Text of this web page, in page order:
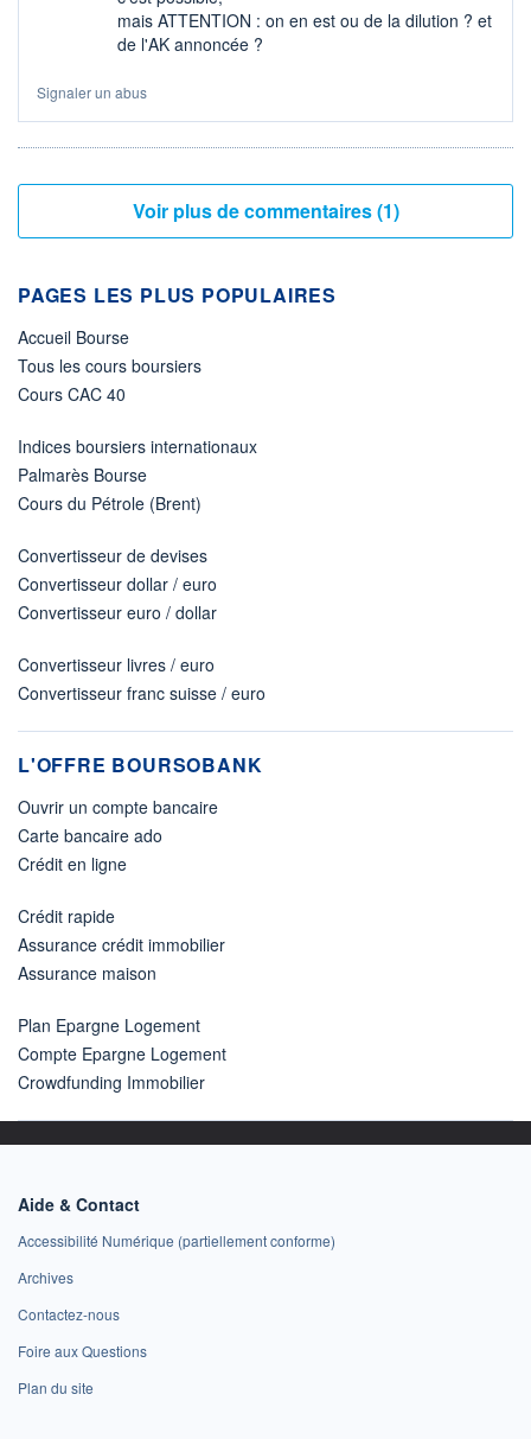
mais ATTENTION : on en est ou de la dilution ? et
de l'AK annoncée ?
Signaler un abus
Voir plus de commentaires (1)
PAGES LES PLUS POPULAIRES
Accueil Bourse
Tous les cours boursiers
Cours CAC 40
Indices boursiers internationaux
Palmarès Bourse
Cours du Pétrole (Brent)
Convertisseur de devises
Convertisseur dollar / euro
Convertisseur euro / dollar
Convertisseur livres / euro
Convertisseur franc suisse / euro
L'OFFRE BOURSOBANK
Ouvrir un compte bancaire
Carte bancaire ado
Crédit en ligne
Crédit rapide
Assurance crédit immobilier
Assurance maison
Plan Epargne Logement
Compte Epargne Logement
Crowdfunding Immobilier
Aide & Contact
Accessibilité Numérique (partiellement conforme)
Archives
Contactez-nous
Foire aux Questions
Plan du site